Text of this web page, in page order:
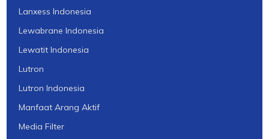
Lanxess Indonesia
Lewabrane Indonesia
Lewatit Indonesia
Lutron
Lutron Indonesia
Manfaat Arang Aktif
Media Filter